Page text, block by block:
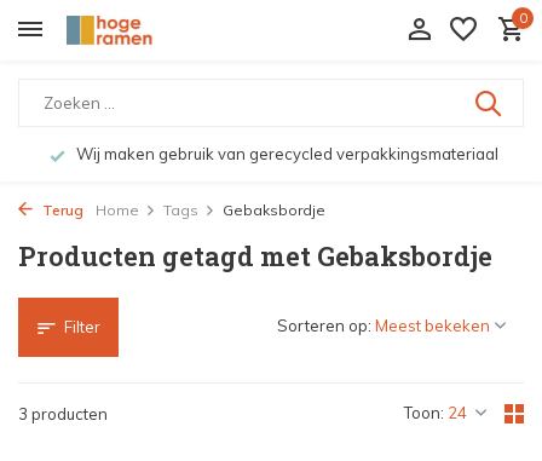
0
Wij maken gebruik van gerecycled verpakkingsmateriaal
Terug Home Tags Gebaksbordje
Producten getagd met Gebaksbordje
Filter
3 producten Toon:
Sorteren op: